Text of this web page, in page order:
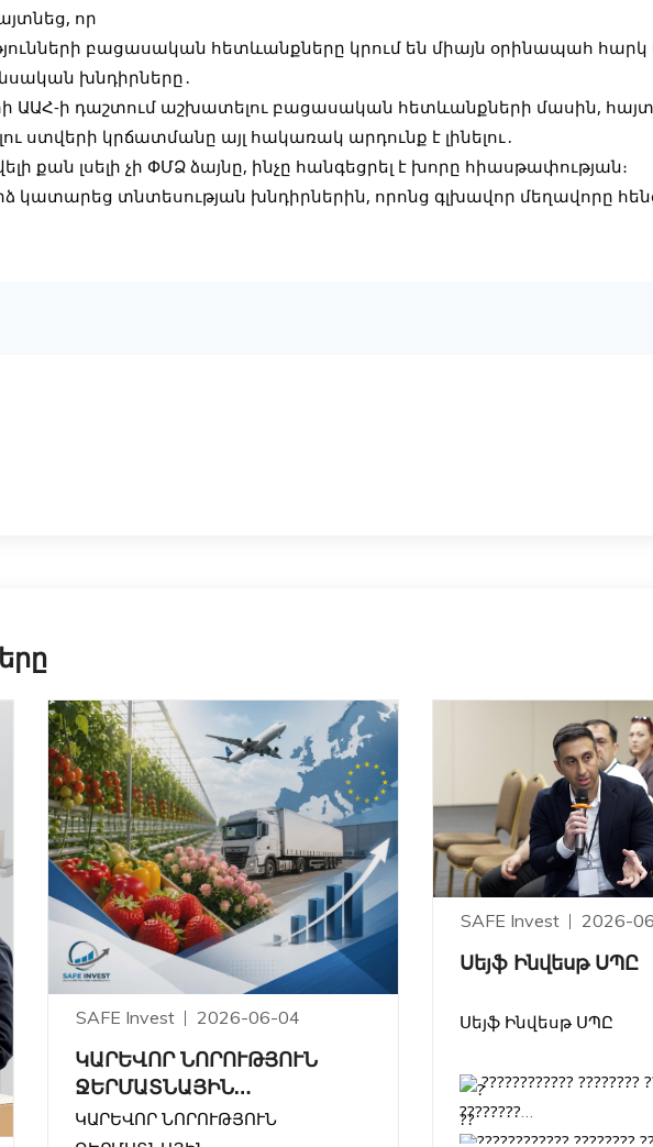
որ
բացասական հետևանքները կրում են միայն օրինապահ հարկ
խնդիրները․
ԱԱՀ-ի դաշտում աշխատելու բացասական հետևանքների մասին,
ստվերի կրճատմանը այլ հակառակ արդունք է լինելու․
քան լսելի չի ՓՄՁ ձայնը, ինչը հանգեցրել է խորը հիասթափության։
կատարեց տնտեսության խնդիրներին, որոնց գլխավոր մեղավորը
SAFE Invest 2026-06-04
ԿԱՐԵՎՈՐ ՆՈՐՈՒԹՅՈՒՆ
ՋԵՐՄԱՏՆԱՅԻՆ
ՏՆՏԵՍՈՒԹՅՈՒՆՆԵՐԻ ԵՎ
ԱՐՏԱՀԱՆՈՂՆԵՐԻ ՀԱՄԱՐ
ԿԱՐԵՎՈՐ ՆՈՐՈՒԹՅՈՒՆ
SAFE Invest 2026-
Սեյֆ Ինվեսթ ՍՊԸ
Սեյֆ Ինվեսթ ՍՊԸ
???????????? ????????
????????
???????????? ????????